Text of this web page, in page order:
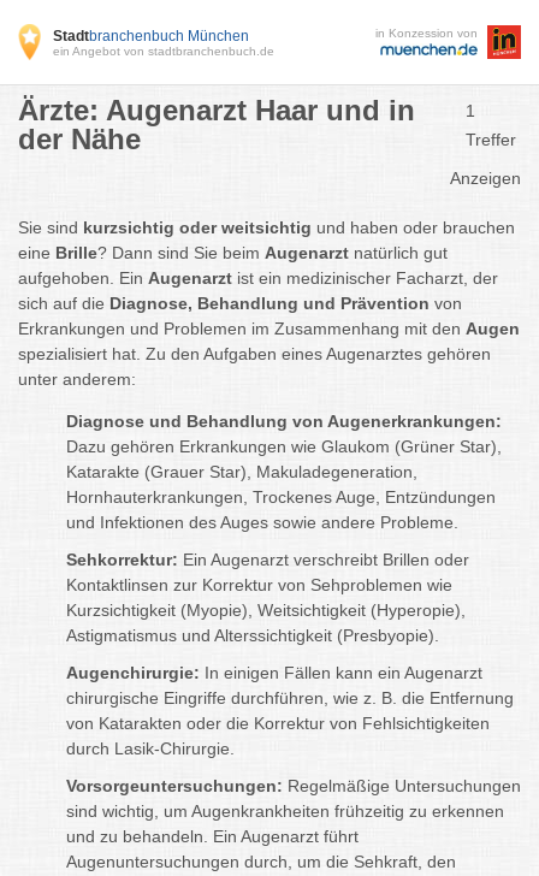
Stadtbranchenbuch München
ein Angebot von stadtbranchenbuch.de
in Konzession von
Ärzte: Augenarzt Haar und in
der Nähe
1
Treffer
Anzeigen
Sie sind kurzsichtig oder weitsichtig und haben oder brauchen
eine Brille? Dann sind Sie beim Augenarzt natürlich gut
aufgehoben. Ein Augenarzt ist ein medizinischer Facharzt, der
sich auf die Diagnose, Behandlung und Prävention von
Erkrankungen und Problemen im Zusammenhang mit den Augen
spezialisiert hat. Zu den Aufgaben eines Augenarztes gehören
unter anderem:
Diagnose und Behandlung von Augenerkrankungen:
Dazu gehören Erkrankungen wie Glaukom (Grüner Star),
Katarakte (Grauer Star), Makuladegeneration,
Hornhauterkrankungen, Trockenes Auge, Entzündungen
und Infektionen des Auges sowie andere Probleme.
Sehkorrektur: Ein Augenarzt verschreibt Brillen oder
Kontaktlinsen zur Korrektur von Sehproblemen wie
Kurzsichtigkeit (Myopie), Weitsichtigkeit (Hyperopie),
Astigmatismus und Alterssichtigkeit (Presbyopie).
Augenchirurgie: In einigen Fällen kann ein Augenarzt
chirurgische Eingriffe durchführen, wie z. B. die Entfernung
von Katarakten oder die Korrektur von Fehlsichtigkeiten
durch Lasik-Chirurgie.
Vorsorgeuntersuchungen: Regelmäßige Untersuchungen
sind wichtig, um Augenkrankheiten frühzeitig zu erkennen
und zu behandeln. Ein Augenarzt führt
Augenuntersuchungen durch, um die Sehkraft, den